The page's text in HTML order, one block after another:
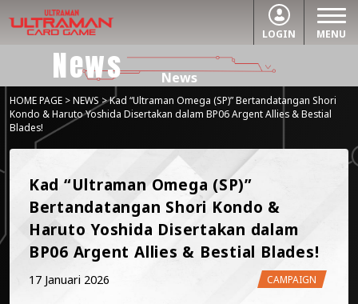
MENU
LOGIN
News News
HOME PAGE>NEWS > Kad “Ultraman Omega (SP)” Bertandatangan Shori
Kondo & Haruto Yoshida Disertakan dalam BP06 Argent Allies & Bestial
Blades!
Kad “Ultraman Omega (SP)”
Bertandatangan Shori Kondo &
Haruto Yoshida Disertakan dalam
BP06 Argent Allies & Bestial Blades!
17 Januari 2026 CAMPAIGN